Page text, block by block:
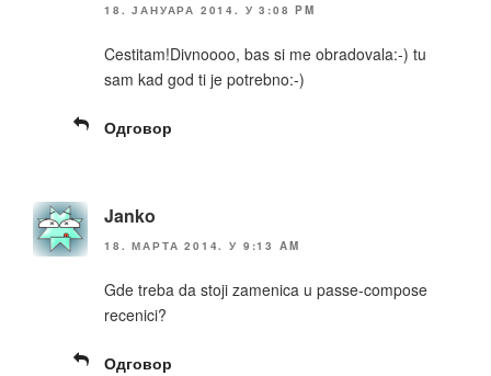
18. ЈАНУАРА 2014. У 3:08 PM
Cestitam!Divnoooo, bas si me obradovala:-) tu
sam kad god ti je potrebno:-)
Одговор
Janko
18. МАРТА 2014. У 9:13 AM
Gde treba da stoji zamenica u passe-compose
recenici?
Одговор